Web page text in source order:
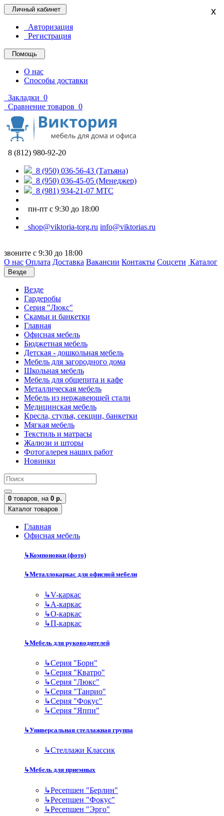
Личный кабинет
Авторизация
Регистрация
Помощь
О нас
Способы доставки
Закладки 0
Сравнение товаров 0
8 (812) 980-92-20
8 (950) 036-56-43 (Татьяна)
8 (950) 036-45-05 (Менеджер)
8 (981) 934-21-07 МТС
пн-пт с 9:30 до 18:00
shop@viktoria-torg.ru info@viktorias.ru
звоните с 9:30 до 18:00
О нас Оплата Доставка Вакансии Контакты Соцсети Каталог
Везде
Везде
Гардеробы
Серия "Люкс"
Скамьи и банкетки
Главная
Офисная мебель
Бюджетная мебель
Детская - дошкольная мебель
Мебель для загородного дома
Школьная мебель
Мебель для общепита и кафе
Металлическая мебель
Мебель из нержавеющей стали
Медицинская мебель
Кресла, стулья, секции, банкетки
Мягкая мебель
Текстиль и матрасы
Жалюзи и шторы
Фотогалерея наших работ
Новинки
0 товаров, на 0 р.
Каталог товаров
Главная
Офисная мебель
↳Компоновки (фото)
↳Металлокаркас для офисной мебели
↳V-каркас
↳А-каркас
↳О-каркас
↳П-каркас
↳Мебель для руководителей
↳Серия "Борн"
↳Серия "Кватро"
↳Серия "Люкс"
↳Серия "Танрио"
↳Серия "Фокус"
↳Серия "Яппи"
↳Универсальная стеллажная группа
↳Стеллажи Классик
↳Мебель для приемных
↳Ресепшен "Берлин"
↳Ресепшен "Фокус"
↳Ресепшен "Эрго"
x